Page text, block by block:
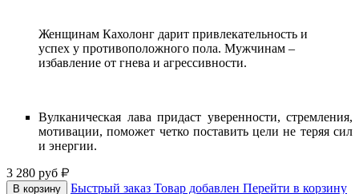
Женщинам Кахолонг дарит привлекательность и
успех у противоположного пола. Мужчинам –
избавление от гнева и агрессивности.
Вулканическая лава придаст уверенности, стремления,
мотивации, поможет четко поставить цели не теряя сил
и энергии.
3 280 руб
В корзину Быстрый заказ Товар добавлен Перейти в корзину